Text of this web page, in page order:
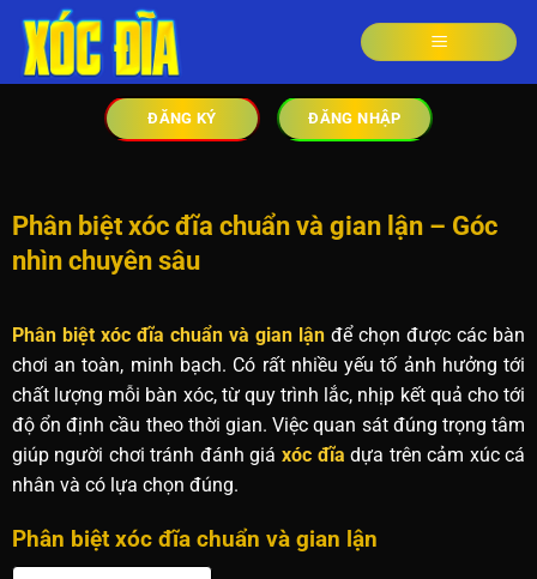
ĐĂNG KÝ ĐĂNG NHẬP
Phân biệt xóc đĩa chuẩn và gian lận – Góc
nhìn chuyên sâu
Phân biệt xóc đĩa chuẩn và gian lận để chọn được các bàn
chơi an toàn, minh bạch. Có rất nhiều yếu tố ảnh hưởng tới
chất lượng mỗi bàn xóc, từ quy trình lắc, nhịp kết quả cho tới
độ ổn định cầu theo thời gian. Việc quan sát đúng trọng tâm
giúp người chơi tránh đánh giá xóc đĩa dựa trên cảm xúc cá
nhân và có lựa chọn đúng.
Phân biệt xóc đĩa chuẩn và gian lận